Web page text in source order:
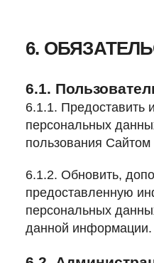
6.
6.1.
6.1.1.
персональных
пользования Сайтом
6.1.2. Обновить,
предоставленную
персональных
данной информации.